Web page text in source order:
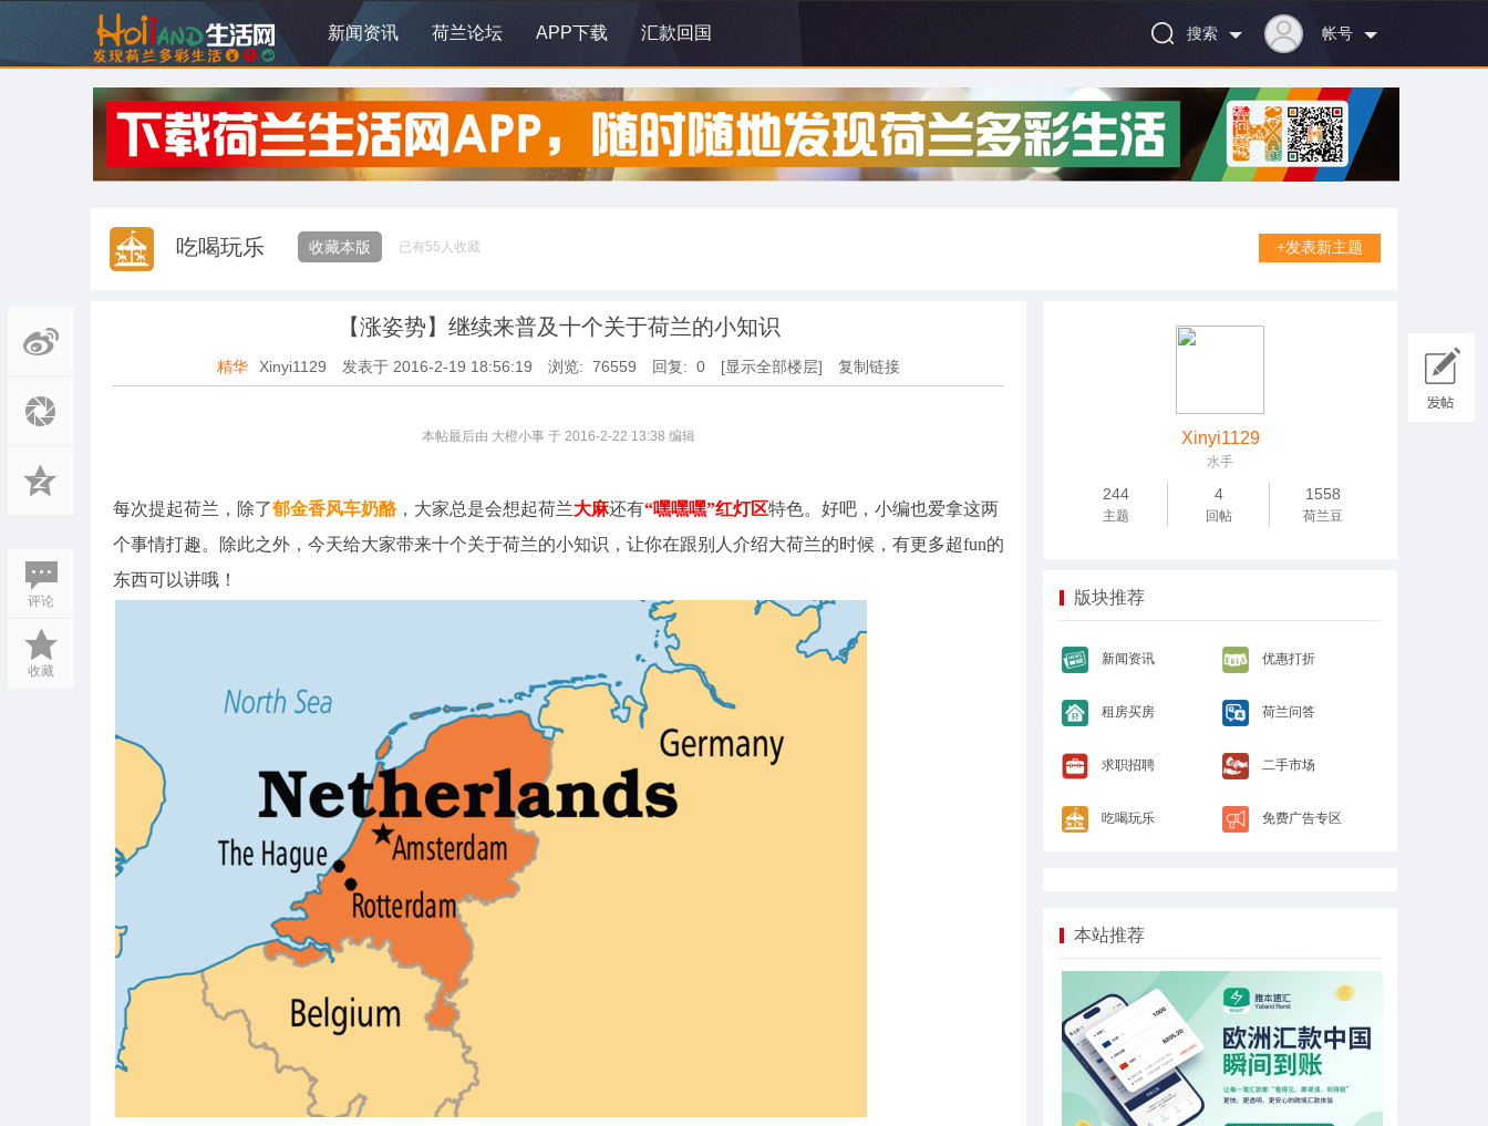
新闻资讯 荷兰论坛 APP下载 汇款回国 帐号
搜索
吃喝玩乐 收藏本版 已有55 人收藏 +发表新主题
评论
收藏
【涨姿势】继续来普及十个关于荷兰的小知识
精华 Xinyi1129 发表于 2016-2-19 18:56:19 浏览: 76559 回复: 0 [显示全部楼层] 复制链接
本帖最后由 大橙小事 于 2016-2-22 13:38 编辑
每次提起荷兰，除了郁金香风车奶酪，大家总是会想起荷兰大麻还有“嘿嘿嘿”红灯区特色。好吧，小编也爱拿这两
个事情打趣。除此之外，今天给大家带来十个关于荷兰的小知识，让你在跟别人介绍大荷兰的时候，有更多超fun的
东西可以讲哦！
Xinyi1129
水手
244
主题
4
回帖
1558
荷兰豆
版块推荐
新闻资讯 优惠打折
租房买房 荷兰问答
求职招聘 二手市场
吃喝玩乐 免费广告专区
本站推荐